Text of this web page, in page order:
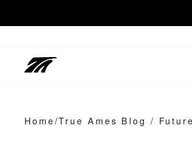
to
Home/True Ames Blog /